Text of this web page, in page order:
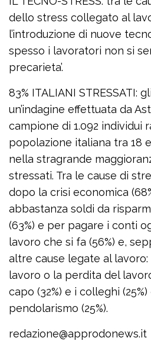
dello stress collegato al
l’introduzione di nuove
spesso i lavoratori non si
precarieta’.
83% ITALIANI STRESSATI:
un’indagine effettuata da
campione di 1.092 individui
popolazione italiana tra 18
nella stragrande
stressati. Tra le cause di
dopo la crisi economica
abbastanza soldi da
(63%) e per pagare i conti
lavoro che si fa (56%) e,
altre cause legate al
lavoro o la perdita del
capo (32%) e i colleghi
pendolarismo (25%).
redazione@approdonews.it